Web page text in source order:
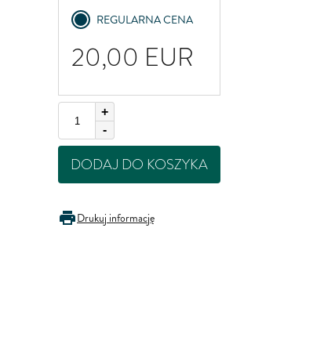
REGULARNA CENA
20,00 EUR
+
-
DODAJ DO KOSZYKA
Drukuj informację